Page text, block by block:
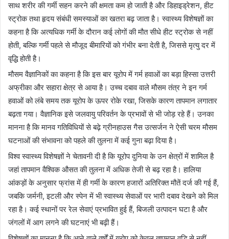
साथ शरीर की गर्मी सहन करने की क्षमता कम हो जाती है और डिहाइड्रेशन, हीट
स्ट्रोक तथा हृदय संबंधी समस्याओं का खतरा बढ़ जाता है। स्वास्थ्य विशेषज्ञों का
कहना है कि अत्यधिक गर्मी के दौरान कई लोगों की मौत सीधे हीट स्ट्रोक से नहीं
होती, बल्कि गर्मी पहले से मौजूद बीमारियों को गंभीर बना देती है, जिससे मृत्यु दर में
वृद्धि होती है।
मौसम वैज्ञानिकों का कहना है कि इस बार यूरोप में गर्म हवाओं का बड़ा हिस्सा उत्तरी
अफ्रीका और सहारा क्षेत्र से आया है। उच्च दबाव वाले मौसम तंत्र ने इन गर्म
हवाओं को लंबे समय तक यूरोप के ऊपर रोके रखा, जिसके कारण तापमान लगातार
बढ़ता गया। वैज्ञानिक इसे जलवायु परिवर्तन के प्रभावों से भी जोड़ रहे हैं। उनका
मानना है कि मानव गतिविधियों से बढ़े ग्रीनहाउस गैस उत्सर्जन ने ऐसी चरम मौसम
घटनाओं की संभावना को पहले की तुलना में कई गुना बढ़ा दिया है।
विश्व स्वास्थ्य विशेषज्ञों ने चेतावनी दी है कि यूरोप दुनिया के उन क्षेत्रों में शामिल है
जहां तापमान वैश्विक औसत की तुलना में अधिक तेजी से बढ़ रहा है। हालिया
आंकड़ों के अनुसार फ्रांस में ही गर्मी के कारण हजारों अतिरिक्त मौतें दर्ज की गई हैं,
जबकि जर्मनी, इटली और स्पेन में भी स्वास्थ्य सेवाओं पर भारी दबाव देखने को मिल
रहा है। कई स्थानों पर रेल सेवाएं प्रभावित हुई हैं, बिजली उत्पादन घटा है और
जंगलों में आग लगने की घटनाएं भी बढ़ी हैं।